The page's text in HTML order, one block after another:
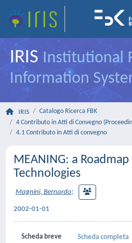
IRIS Institutional
Information
IRIS
Catalogo Ricerca FBK
4 Contributo in Atti di Convegno
4.1 Contributo in Atti di convegno
MEANING: a
Technologies
Magnini, Bernardo;
2002-01-01
Scheda breve Scheda completa